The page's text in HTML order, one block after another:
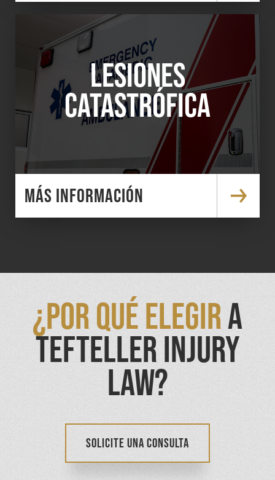
LESIONES
CATASTRÓFICA
MÁS INFORMACIÓN
¿POR QUÉ ELEGIRA
TEFTELLER INJURY
LAW?
SOLICITE UNA CONSULTA